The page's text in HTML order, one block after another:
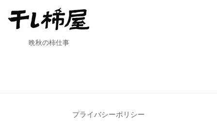
晩秋の柿仕事
プライバシーポリシー